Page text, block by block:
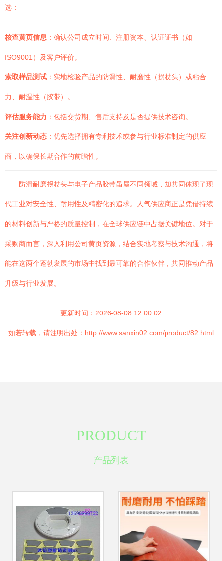
选：
核查黄页信息 ：确认公司成立时间、注册资本、认证证书（如
ISO9001）及客户评价。
索取样品测试 ：实地检验产品的防滑性、耐磨性（拐杖头）或粘合
力、耐温性（胶带）。
评估服务能力 ：包括交货期、售后支持及是否提供技术咨询。
关注创新动态 ：优先选择拥有专利技术或参与行业标准制定的供应
商，以确保长期合作的前瞻性。
防滑耐磨拐杖头与电子产品胶带虽属不同领域，却共同体现了现
代工业对安全性、耐用性及精密化的追求。人气供应商正是凭借持续
的材料创新与严格的质量控制，在全球供应链中占据关键地位。对于
采购商而言，深入利用公司黄页资源，结合实地考察与技术沟通，将
能在这两个蓬勃发展的市场中找到最可靠的合作伙伴，共同推动产品
升级与行业发展。
更新时间：2026-08-08 12:00:02
如若转载，请注明出处：http://www.sanxin02.com/product/82.html
PRODUCT
产品列表